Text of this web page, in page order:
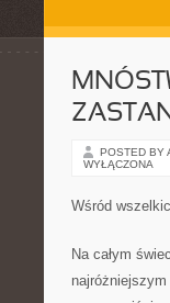
POSTED BY
WYŁĄCZONA
Wśród
Na całym